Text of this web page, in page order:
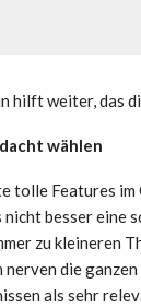
hilft weiter, das
wählen
tolle Features
nicht besser
zu kleineren
die
als sehr